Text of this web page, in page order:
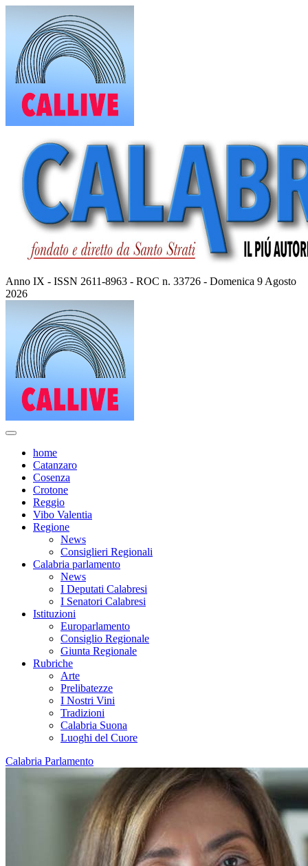
contenuto
Anno IX - ISSN 2611-8963 - ROC n. 33726 - Domenica 9 Agosto
2026
home
Catanzaro
Cosenza
Crotone
Reggio
Vibo Valentia
Regione
News
Consiglieri Regionali
Calabria parlamento
News
I Deputati Calabresi
I Senatori Calabresi
Istituzioni
Europarlamento
Consiglio Regionale
Giunta Regionale
Rubriche
Arte
Prelibatezze
I Nostri Vini
Tradizioni
Calabria Suona
Luoghi del Cuore
Calabria Parlamento